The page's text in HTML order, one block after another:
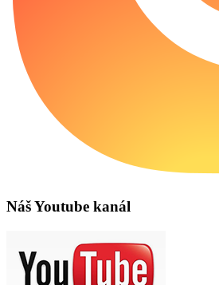
Náš Youtube kanál